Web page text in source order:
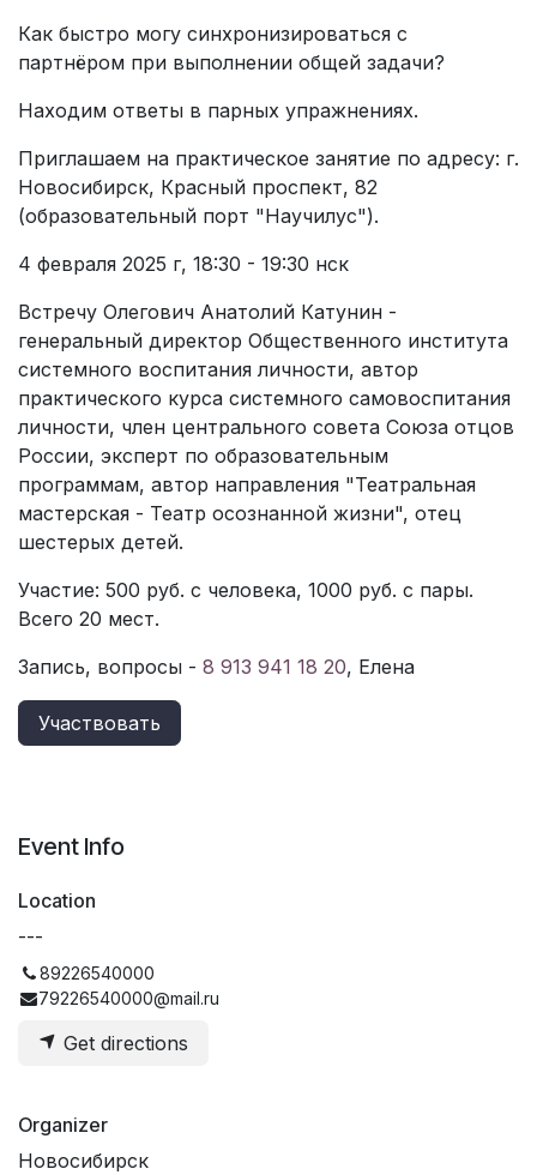
Как быстро могу синхронизироваться с
партнёром при выполнении общей задачи?
Находим ответы в парных упражнениях.
Приглашаем на практическое занятие по адресу: г.
Новосибирск, Красный проспект, 82
(образовательный порт "Научилус").
4 февраля 2025 г, 18:30 - 19:30 нск
Встречу Олегович Анатолий Катунин -
генеральный директор Общественного института
системного воспитания личности, автор
практического курса системного самовоспитания
личности, член центрального совета Союза отцов
России, эксперт по образовательным
программам, автор направления "Театральная
мастерская - Театр осознанной жизни", отец
шестерых детей.
Участие: 500 руб. с человека, 1000 руб. с пары.
Всего 20 мест.
Запись, вопросы - 8 913 941 18 20, Елена
Участвовать
Event Info
Location
---
89226540000
79226540000@mail.ru
Get directions
Organizer
Новосибирск